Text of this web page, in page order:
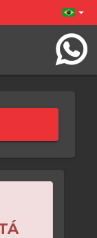
arrow_drop_down